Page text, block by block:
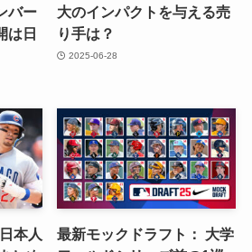
バー
は日
大のインパクトを与える売
り手は？
2025-06-28
本人
最新モックドラフト： 大学